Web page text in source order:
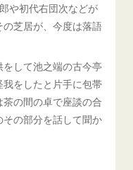
や初代右団次などが
芝居が、今度は落語
して池之端の古今亭
をしたと片手に包帯
の間の卓で座談の合
の部分を話して聞か